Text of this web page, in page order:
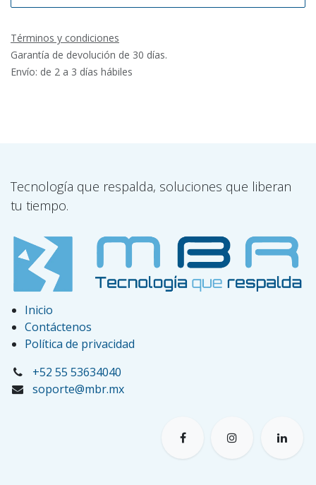
Términos y condiciones
Garantía de devolución de 30 días.
Envío: de 2 a 3 días hábiles
Tecnología que respalda, soluciones que liberan
tu tiempo.
Inicio
Contáctenos
Política de privacidad
+52 55 53634040
soporte@mbr.mx